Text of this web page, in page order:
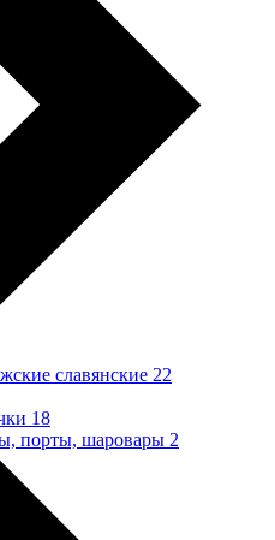
славянские 22
18
порты, шаровары 2